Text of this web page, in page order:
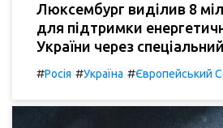
Люксембург виділив 8
для підтримки
України через
#Росія #Україна #Європейський